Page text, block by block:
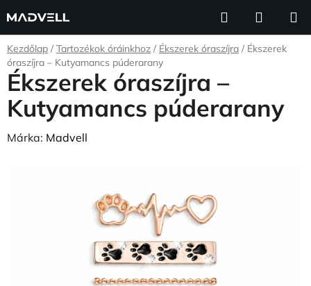
fő
tartalomhoz
KeresésKOSÁR
Kezdőlap / Tartozékok óráinkhoz / Ékszerek óraszíjra / Ékszerek
óraszíjra – Kutyamancs púderarany
Ékszerek óraszíjra –
Kutyamancs púderarany
Márka: Madvell